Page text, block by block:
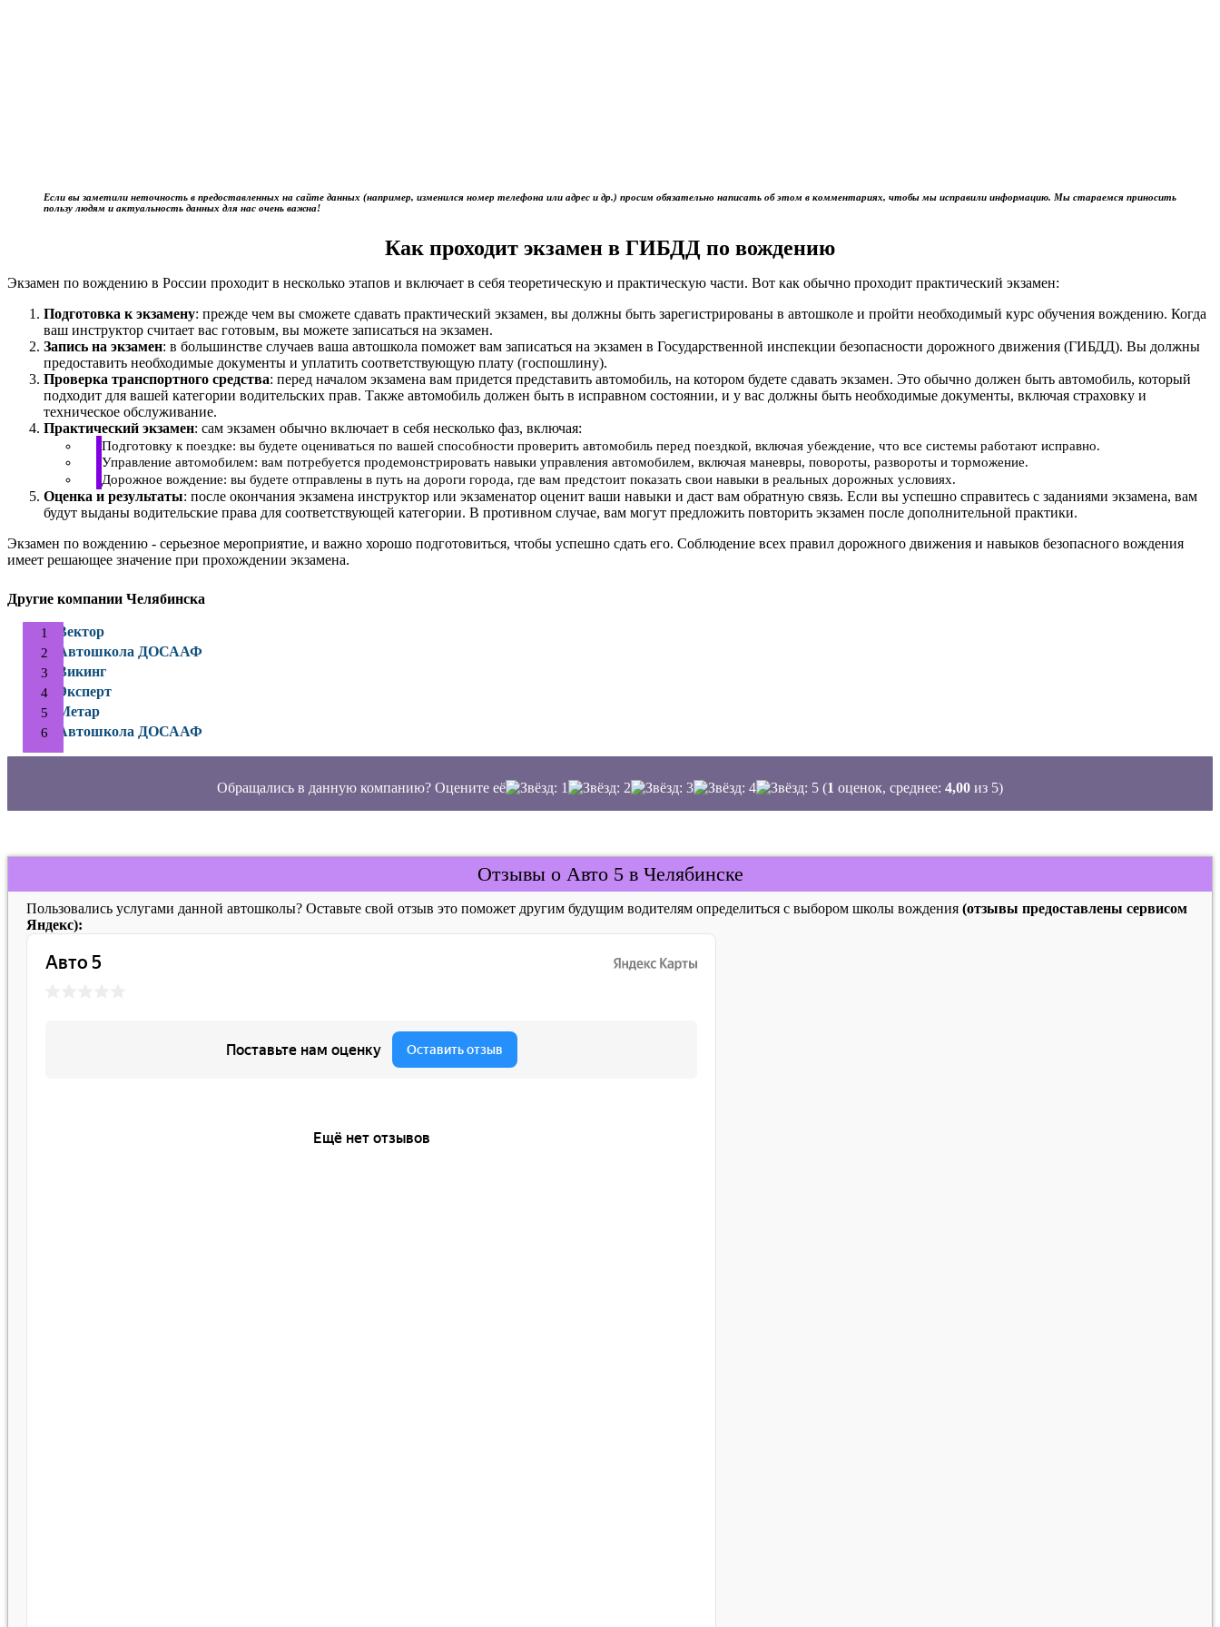
Если вы заметили неточность в предоставленных на сайте данных (например, изменился номер телефона или адрес и др.) просим обязательно написать об этом в комментариях, чтобы мы исправили информацию. Мы стараемся приносить
пользу людям и актуальность данных для нас очень важна!
Как проходит экзамен в ГИБДД по вождению
Экзамен по вождению в России проходит в несколько этапов и включает в себя теоретическую и практическую части. Вот как обычно проходит практический экзамен:
Подготовка к экзамену: прежде чем вы сможете сдавать практический экзамен, вы должны быть зарегистрированы в автошколе и пройти необходимый курс обучения вождению. Когда
ваш инструктор считает вас готовым, вы можете записаться на экзамен.
Запись на экзамен: в большинстве случаев ваша автошкола поможет вам записаться на экзамен в Государственной инспекции безопасности дорожного движения (ГИБДД). Вы должны
предоставить необходимые документы и уплатить соответствующую плату (госпошлину).
Проверка транспортного средства: перед началом экзамена вам придется представить автомобиль, на котором будете сдавать экзамен. Это обычно должен быть автомобиль, который
подходит для вашей категории водительских прав. Также автомобиль должен быть в исправном состоянии, и у вас должны быть необходимые документы, включая страховку и
техническое обслуживание.
Практический экзамен: сам экзамен обычно включает в себя несколько фаз, включая:
Подготовку к поездке: вы будете оцениваться по вашей способности проверить автомобиль перед поездкой, включая убеждение, что все системы работают исправно.
Управление автомобилем: вам потребуется продемонстрировать навыки управления автомобилем, включая маневры, повороты, развороты и торможение.
Дорожное вождение: вы будете отправлены в путь на дороги города, где вам предстоит показать свои навыки в реальных дорожных условиях.
Оценка и результаты: после окончания экзамена инструктор или экзаменатор оценит ваши навыки и даст вам обратную связь. Если вы успешно справитесь с заданиями экзамена, вам
будут выданы водительские права для соответствующей категории. В противном случае, вам могут предложить повторить экзамен после дополнительной практики.
Экзамен по вождению - серьезное мероприятие, и важно хорошо подготовиться, чтобы успешно сдать его. Соблюдение всех правил дорожного движения и навыков безопасного вождения
имеет решающее значение при прохождении экзамена.
Другие компании Челябинска
Вектор
Автошкола ДОСААФ
Викинг
Эксперт
Метар
Автошкола ДОСААФ
Обращались в данную компанию? Оцените её (1 оценок, среднее: 4,00 из 5)
Отзывы о Авто 5 в Челябинске
Пользовались услугами данной автошколы? Оставьте свой отзыв это поможет другим будущим водителям определиться с выбором школы вождения (отзывы предоставлены сервисом
Яндекс):